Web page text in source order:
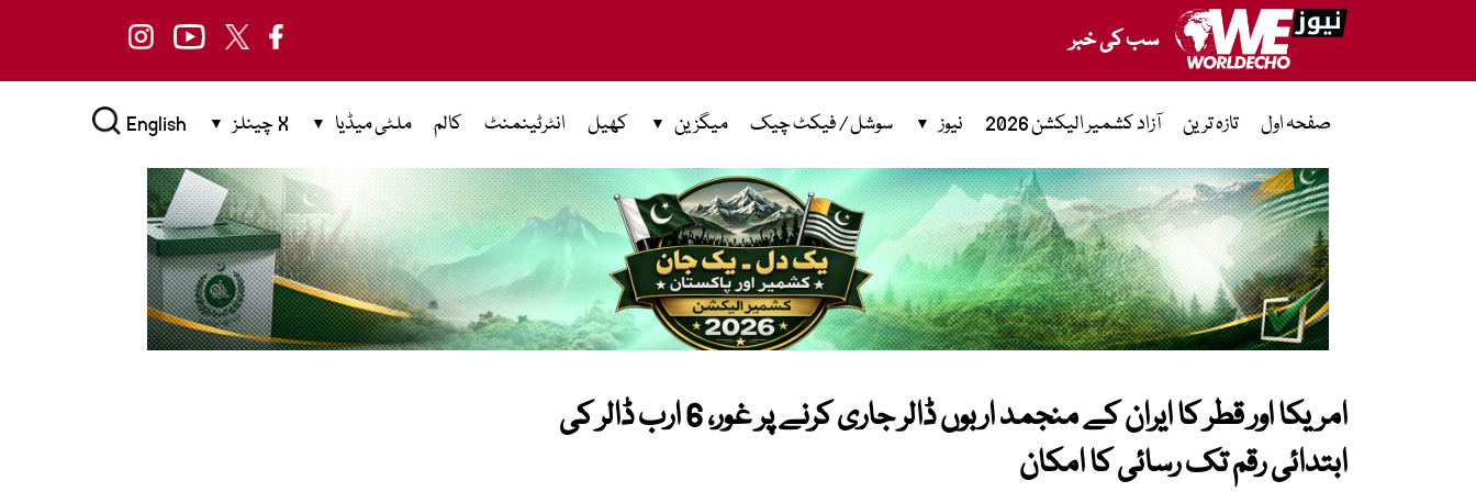
سب کی خبر
صفحہ اول تازہ ترین آزاد کشمیر الیکشن 2026 نیوز سوشل / فیکٹ چیک میگزین کھیل انٹرٹینمنٹ کالم ملٹی میڈیا X چینلز English
امریکا اور قطر کا ایران کے منجمد اربوں ڈالر جاری کرنے پر غور، 6 ارب ڈالر کی
ابتدائی رقم تک رسائی کا امکان